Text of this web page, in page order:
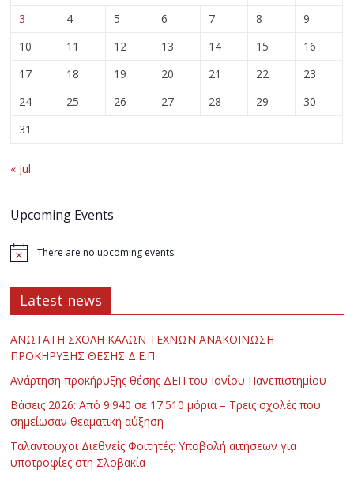
3
4 5 6 7 8
9
10
11 12 13 14 15
16
17
18 19 20 21 22
23
24
25 26 27 28 29
30
31
« Jul
Upcoming Events
There are no upcoming events.
Latest news
ΑΝΩΤΑΤΗ ΣΧΟΛΗ ΚΑΛΩΝ ΤΕΧΝΩΝ ΑΝΑΚΟΙΝΩΣΗ
ΠΡΟΚΗΡΥΞΗΣ ΘΕΣΗΣ Δ.Ε.Π.
Ανάρτηση προκήρυξης θέσης ΔΕΠ του Ιονίου Πανεπιστημίου
Βάσεις 2026: Από 9.940 σε 17.510 μόρια – Τρεις σχολές που
σημείωσαν θεαματική αύξηση
Ταλαντούχοι Διεθνείς Φοιτητές: Υποβολή αιτήσεων για
υποτροφίες στη Σλοβακία